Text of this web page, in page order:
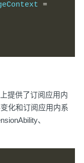
=
提供了订阅应用内
化和订阅应用内系
、